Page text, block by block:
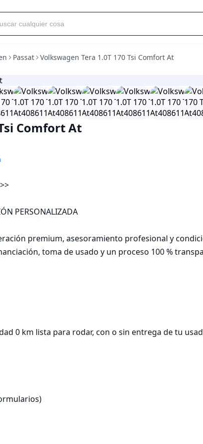
Passat Volkswagen Tera 1.0T 170 Tsi Comfort At
Comfort At
premium, asesoramiento profesional y
toma de usado y un proceso 100 %
0 km lista para rodar, con o sin entrega de tu